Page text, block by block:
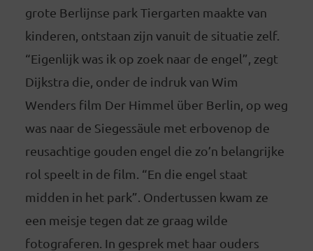
grote Berlijnse park Tiergarten maakte van
kinderen, ontstaan zijn vanuit de situatie zelf.
“Eigenlijk was ik op zoek naar de engel”, zegt
Dijkstra die, onder de indruk van Wim
Wenders film Der Himmel über Berlin, op weg
was naar de Siegessäule met erbovenop de
reusachtige gouden engel die zo’n belangrijke
rol speelt in de film. “En die engel staat
midden in het park”. Ondertussen kwam ze
een meisje tegen dat ze graag wilde
fotograferen. In gesprek met haar ouders